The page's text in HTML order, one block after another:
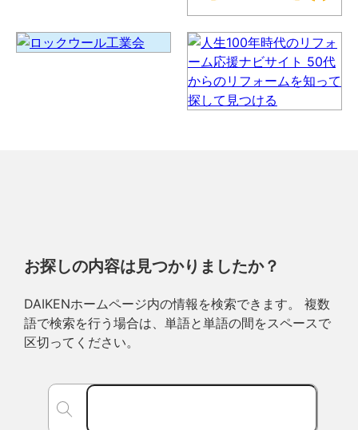
お探しの内容は見つかりましたか？
DAIKENホームページ内の情報を検索できます。 複数
語で検索を行う場合は、単語と単語の間をスペースで
区切ってください。